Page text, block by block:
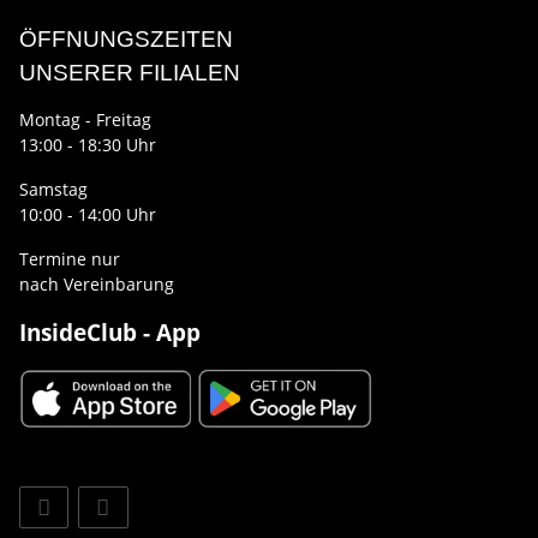
ÖFFNUNGSZEITEN
UNSERER FILIALEN
Montag - Freitag
13:00 - 18:30 Uhr
Samstag
10:00 - 14:00 Uhr
Termine nur
nach Vereinbarung
InsideClub - App